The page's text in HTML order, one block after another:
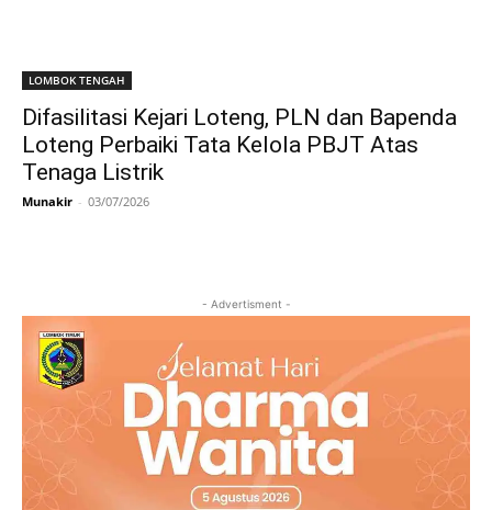
LOMBOK TENGAH
Difasilitasi Kejari Loteng, PLN dan Bapenda
Loteng Perbaiki Tata Kelola PBJT Atas
Tenaga Listrik
Munakir - 03/07/2026
- Advertisment -